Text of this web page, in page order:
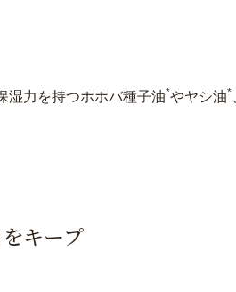
湿力を持つホホバ種子油*やヤシ油*
キープ